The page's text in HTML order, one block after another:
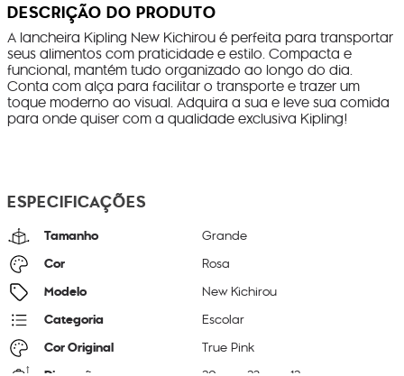
DESCRIÇÃO DO PRODUTO
A lancheira Kipling New Kichirou é perfeita para transportar
seus alimentos com praticidade e estilo. Compacta e
funcional, mantém tudo organizado ao longo do dia.
Conta com alça para facilitar o transporte e trazer um
toque moderno ao visual. Adquira a sua e leve sua comida
para onde quiser com a qualidade exclusiva Kipling!
ESPECIFICAÇÕES
Tamanho Grande
Cor Rosa
Modelo New Kichirou
Categoria Escolar
Cor Original True Pink